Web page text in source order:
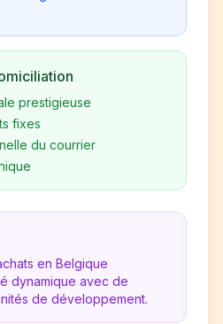
prestigieuse
fixes
du courrier
en Belgique
dynamique avec de
de développement.